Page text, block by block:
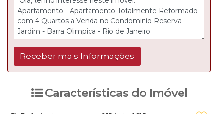
Características do Imóvel